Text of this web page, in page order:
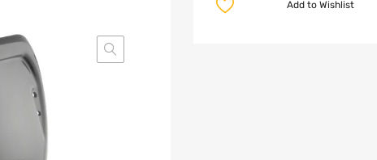
Add to Wishlist